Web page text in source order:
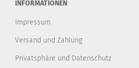
INFORMATIONEN
Impressum
Versand und Zahlung
Privatsphäre und Datenschutz